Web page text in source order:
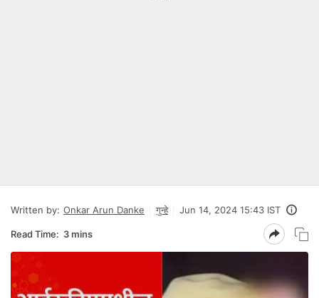
Written by: Onkar Arun Danke गुन्हे Jun 14, 2024 15:43 IST
Read Time: 3 mins